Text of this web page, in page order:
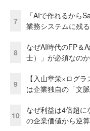
7
「AIで作れるから
業務システムに残
8
なぜAI時代のFP＆
士）」が必須なの
9
【入山章栄×ログ
は企業独自の「文
10
なぜ利益は4倍超
の企業価値から逆